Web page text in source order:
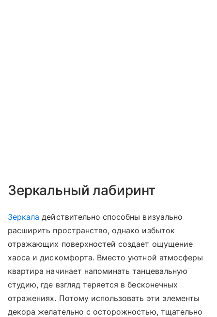
Зеркальный лабиринт
Зеркала действительно способны визуально
расширить пространство, однако избыток
отражающих поверхностей создает ощущение
хаоса и дискомфорта. Вместо уютной атмосферы
квартира начинает напоминать танцевальную
студию, где взгляд теряется в бесконечных
отражениях. Потому использовать эти элементы
декора желательно с осторожностью, тщательно